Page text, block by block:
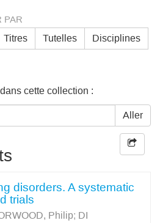
PAR
Titres Tutelles Disciplines
cette collection :
Aller
disorders. A systematic
trials
Philip; DI